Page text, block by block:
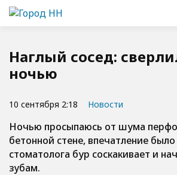
Наглый сосед:
ночью
10 сентября 2:18 Новости
Ночью просыпаюсь от шума
бетонной стене, впечатление
стоматолога бур соскакивает и
зубам.